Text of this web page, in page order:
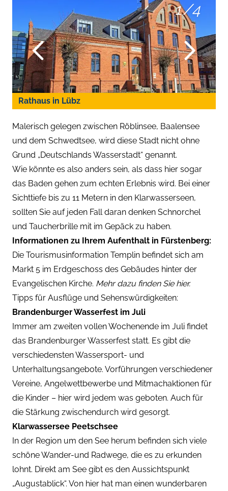
1/4
Rathaus in Lübz
Malerisch gelegen zwischen Röblinsee, Baalensee
und dem Schwedtsee, wird diese Stadt nicht ohne
Grund „Deutschlands Wasserstadt“ genannt.
Wie könnte es also anders sein, als dass hier sogar
das Baden gehen zum echten Erlebnis wird. Bei einer
Sichttiefe bis zu 11 Metern in den Klarwasserseen,
sollten Sie auf jeden Fall daran denken Schnorchel
und Taucherbrille mit im Gepäck zu haben.
Informationen zu Ihrem Aufenthalt in Fürstenberg:
Die Tourismusinformation Templin befindet sich am
Markt 5 im Erdgeschoss des Gebäudes hinter der
Evangelischen Kirche. Mehr dazu finden Sie hier.
Tipps für Ausflüge und Sehenswürdigkeiten:
Brandenburger Wasserfest im Juli
Immer am zweiten vollen Wochenende im Juli findet
das Brandenburger Wasserfest statt. Es gibt die
verschiedensten Wassersport- und
Unterhaltungsangebote. Vorführungen verschiedener
Vereine, Angelwettbewerbe und Mitmachaktionen für
die Kinder – hier wird jedem was geboten. Auch für
die Stärkung zwischendurch wird gesorgt.
Klarwassersee Peetschsee
In der Region um den See herum befinden sich viele
schöne Wander-und Radwege, die es zu erkunden
lohnt. Direkt am See gibt es den Aussichtspunkt
„Augustablick“. Von hier hat man einen wunderbaren